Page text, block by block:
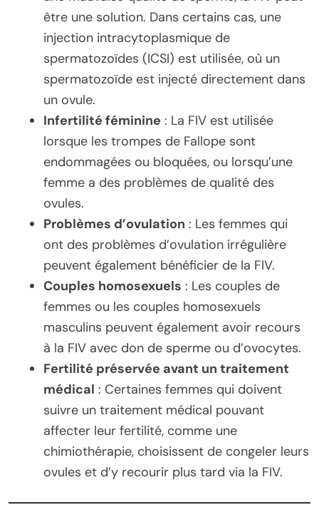
être une solution. Dans certains cas, une
injection intracytoplasmique de
spermatozoïdes (ICSI) est utilisée, où un
spermatozoïde est injecté directement dans
un ovule.
Infertilité féminine : La FIV est utilisée
lorsque les trompes de Fallope sont
endommagées ou bloquées, ou lorsqu’une
femme a des problèmes de qualité des
ovules.
Problèmes d’ovulation : Les femmes qui
ont des problèmes d’ovulation irrégulière
peuvent également bénéficier de la FIV.
Couples homosexuels : Les couples de
femmes ou les couples homosexuels
masculins peuvent également avoir recours
à la FIV avec don de sperme ou d’ovocytes.
Fertilité préservée avant un traitement
médical : Certaines femmes qui doivent
suivre un traitement médical pouvant
affecter leur fertilité, comme une
chimiothérapie, choisissent de congeler leurs
ovules et d’y recourir plus tard via la FIV.